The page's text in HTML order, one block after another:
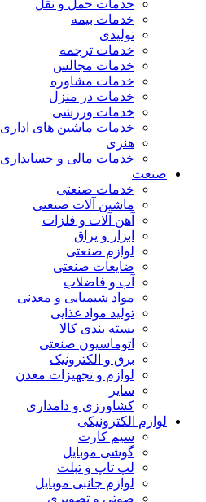
خدمات حمل و نقل
خدمات بیمه
تولیدی
خدمات ترجمه
خدمات مجالس
خدمات مشاوره
خدمات در منزل
خدمات ورزشی
خدمات ماشین های اداری
هنری
خدمات مالی و حسابداری
صنعت
خدمات صنعتی
ماشین آلات صنعتی
آهن آلات و فلزات
ابزار و یراق
لوازم صنعتی
ضایعات صنعتی
آب و فاضلاب
مواد شیمیایی و معدنی
تولید مواد غذایی
بسته بندی کالا
اتوماسیون صنعتی
برق و الکترونیک
لوازم و تجهیزات معدن
سایر
کشاورزی و دامداری
لوازم الکترونیکی
سیم کارت
گوشی موبایل
لپ تاپ و تبلت
لوازم جانبی موبایل
صوتی و تصویری